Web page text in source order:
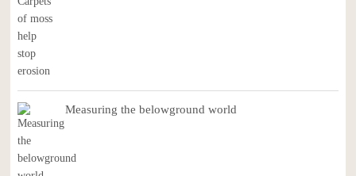
Measuring the belowground world